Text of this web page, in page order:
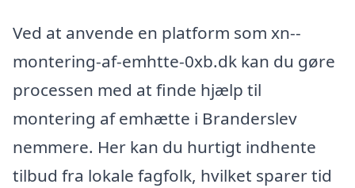
Ved at anvende en platform som xn--
montering-af-emhtte-0xb.dk kan du gøre
processen med at finde hjælp til
montering af emhætte i Branderslev
nemmere. Her kan du hurtigt indhente
tilbud fra lokale fagfolk, hvilket sparer tid